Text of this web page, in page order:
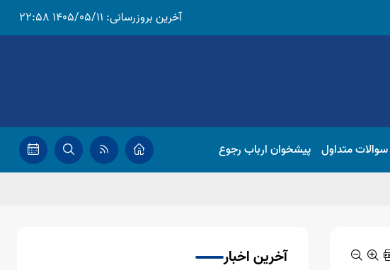
آخرین بروزرسانی: 1405/05/11 22:58
سوالات متداول پیشخوان ارباب رجوع
آخرین اخبار